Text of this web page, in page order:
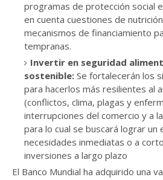
programas de protección social
en cuenta cuestiones de
mecanismos de financiamiento
tempranas.
Invertir en seguridad
sostenible: Se fortalecerán los
para hacerlos más resilientes al
(conflictos, clima, plagas y
interrupciones del comercio y a
para lo cual se buscará lograr un
necesidades inmediatas o a
inversiones a largo plazo
El Banco Mundial ha adquirido una